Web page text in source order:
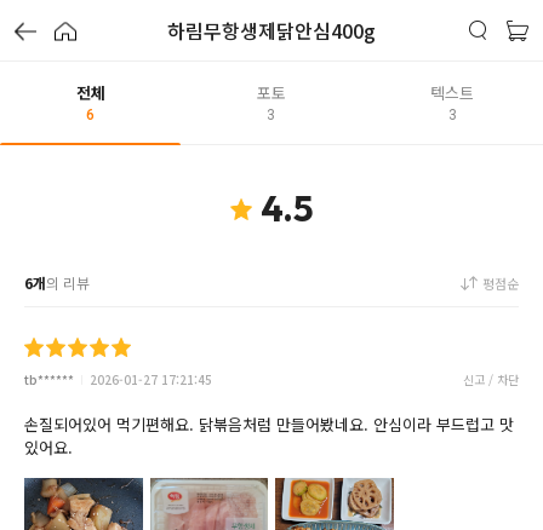
하림무항생제닭안심400g
전체
6
포토
3
텍스트
3
4.5
6개의 리뷰 평점순
tb****** 2026-01-27 17:21:45 신고 / 차단
손질되어있어 먹기편해요. 닭볶음처럼 만들어봤네요. 안심이라 부드럽고 맛
있어요.